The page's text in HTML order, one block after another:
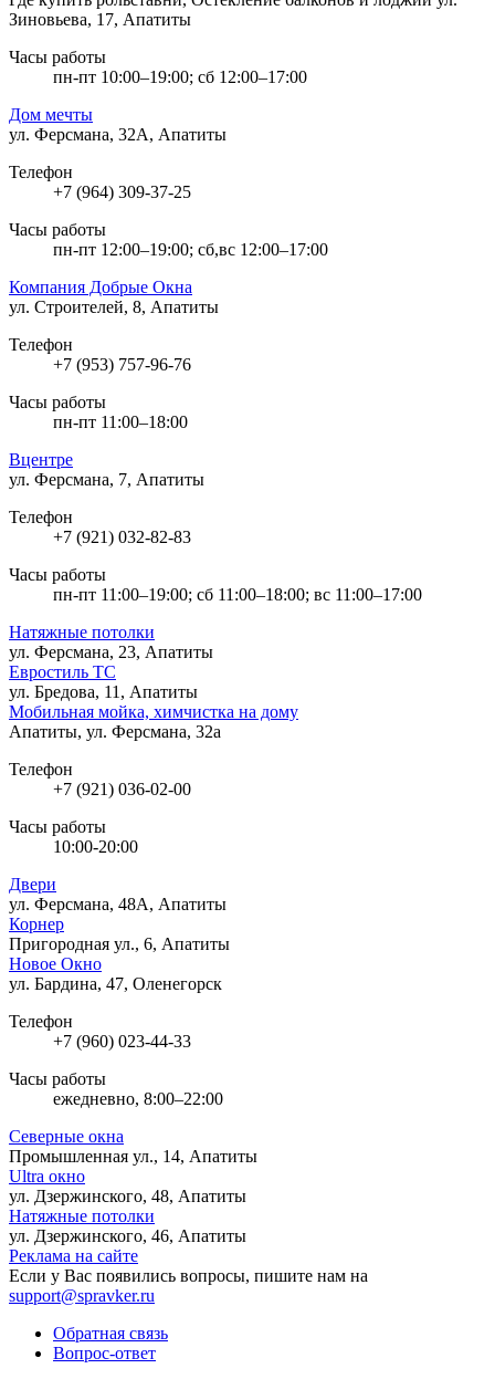
Зиновьева, 17, Апатиты
Часы работы
пн-пт 10:00–19:00; сб 12:00–17:00
Дом мечты
ул. Ферсмана, 32А, Апатиты
Телефон
+7 (964) 309-37-25
Часы работы
пн-пт 12:00–19:00; сб,вс 12:00–17:00
Компания Добрые Окна
ул. Строителей, 8, Апатиты
Телефон
+7 (953) 757-96-76
Часы работы
пн-пт 11:00–18:00
Вцентре
ул. Ферсмана, 7, Апатиты
Телефон
+7 (921) 032-82-83
Часы работы
пн-пт 11:00–19:00; сб 11:00–18:00; вс 11:00–17:00
Натяжные потолки
ул. Ферсмана, 23, Апатиты
Евростиль ТС
ул. Бредова, 11, Апатиты
Мобильная мойка, химчистка на дому
Апатиты, ул. Ферсмана, 32а
Телефон
+7 (921) 036-02-00
Часы работы
10:00-20:00
Двери
ул. Ферсмана, 48А, Апатиты
Корнер
Пригородная ул., 6, Апатиты
Новое Окно
ул. Бардина, 47, Оленегорск
Телефон
+7 (960) 023-44-33
Часы работы
ежедневно, 8:00–22:00
Северные окна
Промышленная ул., 14, Апатиты
Ultra окно
ул. Дзержинского, 48, Апатиты
Натяжные потолки
ул. Дзержинского, 46, Апатиты
Реклама на сайте
Если у Вас появились вопросы, пишите нам на
support@spravker.ru
Обратная связь
Вопрос-ответ